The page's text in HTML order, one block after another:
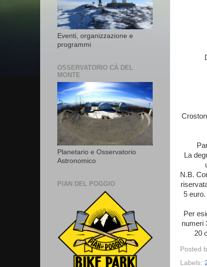
La
N.B.
5
Per
numeri
20
Posted
Labels:
Eventi, organizzazione e
programmi
OSSERVATORIO CÀ DEL
MONTE
Planetario e Osservatorio
Astronomico
PIAN DEL POGGIO